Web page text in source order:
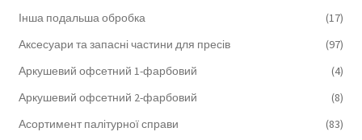
Інша подальша обробка
(17)
Аксесуари та запасні частини для пресів
(97)
Аркушевий офсетний 1-фарбовий
(4)
Аркушевий офсетний 2-фарбовий
(8)
Асортимент палітурної справи
(83)